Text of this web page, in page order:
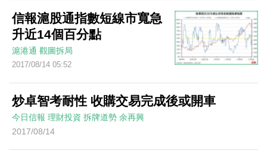
信報滬股通指數短線市寬急
升近14個百分點
滬港通 觀圖拆局
2017/08/14 05:52
炒卓智考耐性 收購交易完成後或開車
今日信報 理財投資 拆牌道勢 余再興
2017/08/14